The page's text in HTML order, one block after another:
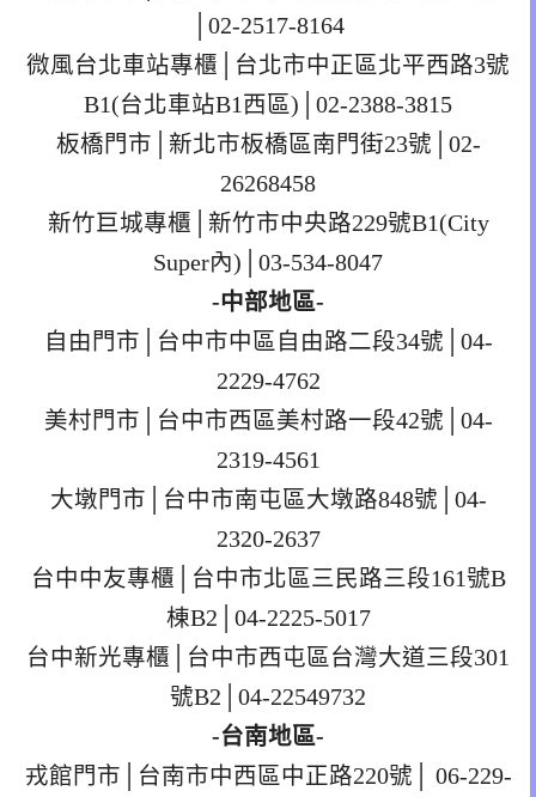
│02-2517-8164
微風台北車站專櫃│台北市中正區北平西路3號
B1(台北車站B1西區)│02-2388-3815
板橋門市│新北市板橋區南門街23號│02-
26268458
新竹巨城專櫃│新竹市中央路229號B1(City
Super內)│03-534-8047
-中部地區-
自由門市│台中市中區自由路二段34號│04-
2229-4762
美村門市│台中市西區美村路一段42號│04-
2319-4561
大墩門市│台中市南屯區大墩路848號│04-
2320-2637
台中中友專櫃│台中市北區三民路三段161號B
棟B2│04-2225-5017
台中新光專櫃│台中市西屯區台灣大道三段301
號B2│04-22549732
-台南地區-
戎館門市│台南市中西區中正路220號│ 06-229-